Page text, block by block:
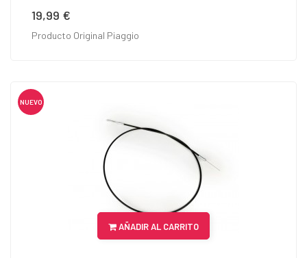
Precio
19,99 €
Producto Original Piaggio
NUEVO
AÑADIR AL CARRITO